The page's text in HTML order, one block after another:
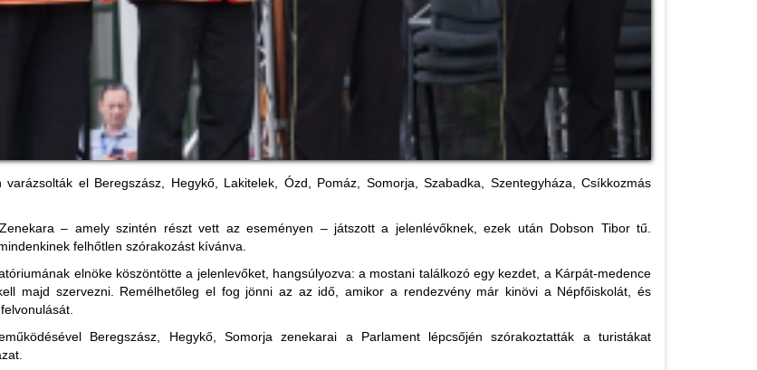
el Beregszász, Hegykő, Lakitelek, Ózd, Pomáz, Somorja, Szabadka, Szentegyháza, Csíkkozmás
– amely szintén részt vett az eseményen – játszott a jelenlévőknek, ezek után Dobson Tibor tű.
felhőtlen szórakozást kívánva.
elnöke köszöntötte a jelenlevőket, hangsúlyozva: a mostani találkozó egy kezdet, a Kárpát-medence
majd szervezni. Remélhetőleg el fog jönni az az idő, amikor a rendezvény már kinövi a Népfőiskolát, és
Beregszász, Hegykő, Somorja zenekarai a Parlament lépcsőjén szórakoztatták a turistákat